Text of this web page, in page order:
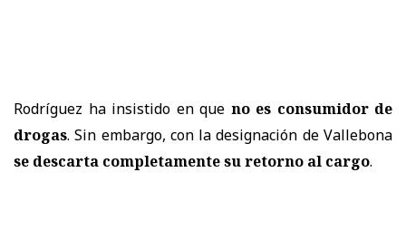
Rodríguez ha insistido en que no es consumidor de
drogas. Sin embargo, con la designación de Vallebona
se descarta completamente su retorno al cargo.